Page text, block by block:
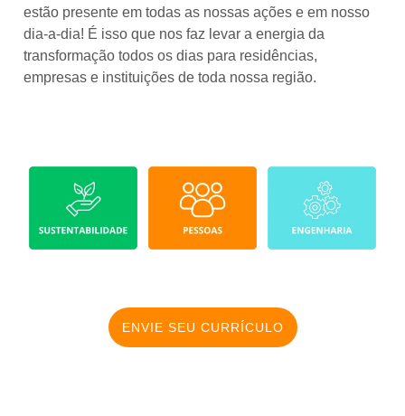
estão presente em todas as nossas ações e em nosso
dia-a-dia! É isso que nos faz levar a energia da
transformação todos os dias para residências,
empresas e instituições de toda nossa região.
ENVIE SEU CURRÍCULO